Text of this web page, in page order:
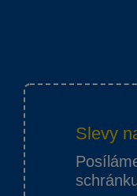
Slevy